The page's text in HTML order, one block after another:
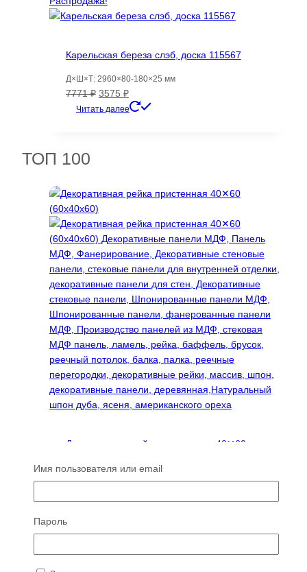
Карельская береза слэб, доска 115567
Д×Ш×Т: 2960×80-180×25 мм
7771₽ Первоначальная
цена
3575 ₽Текущая
цена:
Читать далее
ТОП 100
Декоративная рейка пристенная 40✕60
1214₽
вариаций.
Имя пользователя или email
Пароль